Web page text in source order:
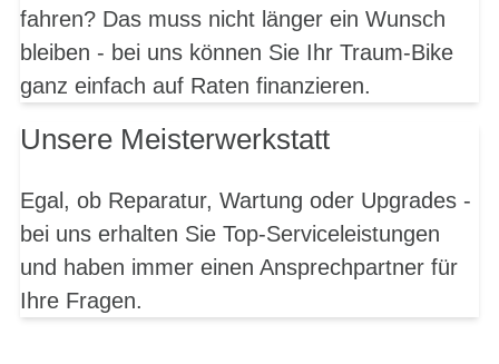
fahren? Das muss nicht länger ein Wunsch
bleiben - bei uns können Sie Ihr Traum-Bike
ganz einfach auf Raten finanzieren.
Unsere Meisterwerkstatt
Egal, ob Reparatur, Wartung oder Upgrades -
bei uns erhalten Sie Top-Serviceleistungen
und haben immer einen Ansprechpartner für
Ihre Fragen.